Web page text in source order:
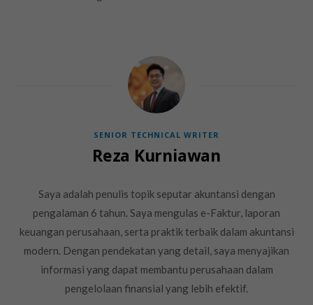
SENIOR TECHNICAL WRITER
Reza Kurniawan
Saya adalah penulis topik seputar akuntansi dengan
pengalaman 6 tahun. Saya mengulas e-Faktur, laporan
keuangan perusahaan, serta praktik terbaik dalam akuntansi
modern. Dengan pendekatan yang detail, saya menyajikan
informasi yang dapat membantu perusahaan dalam
pengelolaan finansial yang lebih efektif.